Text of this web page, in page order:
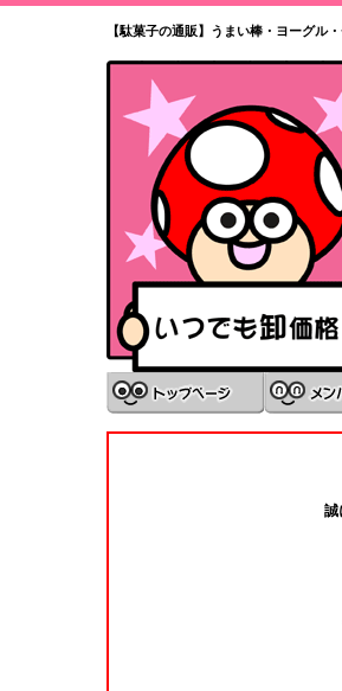
【駄菓子の通販】うまい棒・ヨーグル
誠